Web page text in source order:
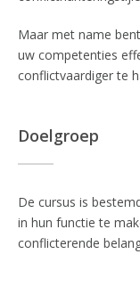
Maar met name
uw competenties
conflictvaardiger te
Doelgroep
De cursus is
in hun functie te
conflicterende